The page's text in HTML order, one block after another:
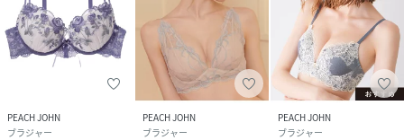
PEACH JOHN
ブラジャー
PEACH JOHN
ブラジャー
PEACH JOHN
ブラジャー